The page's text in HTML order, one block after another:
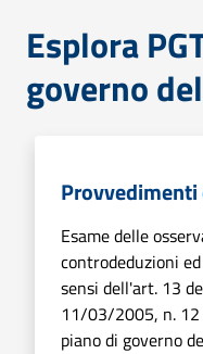
Esplora
governo
Esame delle
controdeduzioni
sensi dell'art. 13
11/03/2005, n.
piano di governo